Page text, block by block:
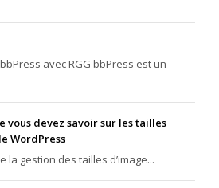
avec RGG bbPress est un
vous devez savoir sur les tailles
WordPress
la gestion des tailles d’image...